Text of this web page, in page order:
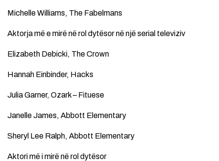
Michelle Williams, The Fabelmans
Aktorja më e mirë në rol dytësor në një serial televiziv
Elizabeth Debicki, The Crown
Hannah Einbinder, Hacks
Julia Garner, Ozark – Fituese
Janelle James, Abbott Elementary
Sheryl Lee Ralph, Abbott Elementary
Aktori më i mirë në rol dytësor